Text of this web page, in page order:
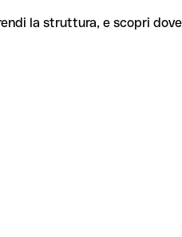
la struttura, e scopri